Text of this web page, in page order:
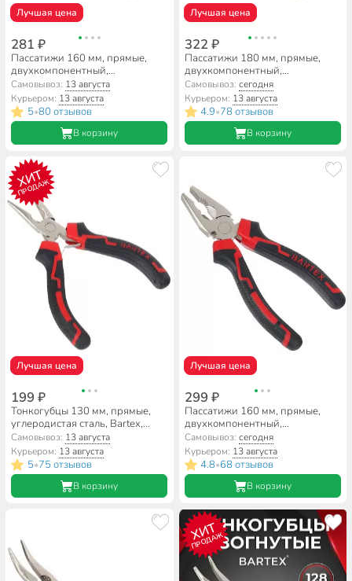
Лучшая цена
281 ₽
Пассатижи 160 мм, прямые,
двухкомпонентный,
углеродистая сталь, Bartex,
Стандарт, 110012
Самовывоз: 13 августа
Курьером: 13 августа
5•80 отзывов
В корзину
Лучшая цена
322 ₽
Пассатижи 180 мм, прямые,
двухкомпонентный,
углеродистая сталь, Bartex,
Стандарт, 110022
Самовывоз: сегодня
Курьером: 13 августа
4.9•78 отзывов
В корзину
ХИТ
ПРОДАЖ
Лучшая цена
199 ₽
Тонкогубцы 130 мм, прямые,
углеродистая сталь, Bartex,
Профи Мини, 11063
Самовывоз: 13 августа
Курьером: 13 августа
5•75 отзывов
В корзину
Лучшая цена
299 ₽
Пассатижи 160 мм, прямые,
двухкомпонентный,
углеродистая сталь, Bartex,
Профи, 11021
Самовывоз: сегодня
Курьером: 13 августа
4.8•68 отзывов
В корзину
ХИТ
ПРОДАЖ